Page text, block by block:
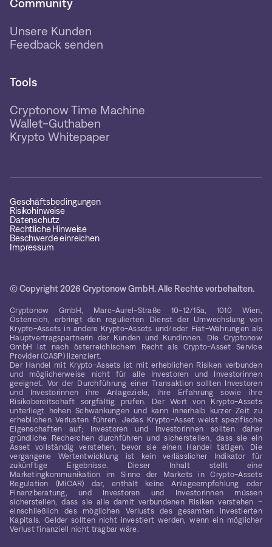
Community
Unsere Kunden
Feedback senden
Tools
Cryptonow Time Machine
Wallet-Guthaben
Krypto Whitepaper
Geschäftsbedingungen
Risikohinweise
Datenschutz
Rechtliche Hinweise
Beschwerde einreichen
Impressum
© Copyright 2026 Cryptonow GmbH. Alle Rechte vorbehalten.
Cryptonow GmbH, Marc-Aurel-Straße 10-12/15a, 1010 Wien,
Österreich, erbringt den regulierten Dienst der Umwechslung von
Krypto-Assets in andere Krypto-Assets und/oder Fiat-Währungen als
Hauptvertragspartnerin der Kunden und Kundinnen. Die Cryptonow
GmbH ist nach österreichischem Recht als Crypto-Asset Service
Provider (CASP) lizenziert.
Der Handel mit Krypto-Assets ist mit erheblichen Risiken verbunden
und möglicherweise nicht für alle Investoren und Investorinnen
geeignet. Vor der Durchführung einer Transaktion sollten Investoren
und Investorinnen ihre Anlageziele, ihre Erfahrung sowie ihre
Risikobereitschaft sorgfältig prüfen. Der Wert von Krypto-Assets
unterliegt hohen Schwankungen und kann innerhalb kurzer Zeit zu
erheblichen Verlusten führen. Jedes Krypto-Asset weist spezifische
Eigenschaften auf; Investoren und Investorinnen sollten daher
gründliche Recherchen durchführen und sicherstellen, dass sie ein
Asset vollständig verstehen, bevor sie einen Handel tätigen. Die
vergangene Wertentwicklung ist kein verlässlicher Indikator für
zukünftige Ergebnisse. Dieser Inhalt stellt eine
Marketingkommunikation im Sinne der Markets in Crypto-Assets
Regulation (MiCAR) dar, enthält keine Anlageempfehlung oder
Finanzberatung, und Investoren und Investorinnen müssen
sicherstellen, dass sie alle damit verbundenen Risiken verstehen –
einschließlich des möglichen Verlusts des gesamten investierten
Kapitals. Gelder sollten nicht investiert werden, wenn ein möglicher
Verlust finanziell nicht tragbar wäre.